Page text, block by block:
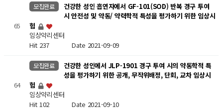
65
모집완료
건강한 성인 흡연자에서 GF-101(SOD) 반복 경구 투여
시 안전성 및 약동/ 약력학적 특성을 평가하기 위한 임상시
험
임상약리센터
Hit 237Date 2021-09-09
64
모집완료
건강한 성인에서 JLP-1901 경구 투여 시의 약동학적 특
성을 평가하기 위한 공개, 무작위배정, 단회, 교차 임상시
험
임상약리센터
Hit 102Date 2021-09-10